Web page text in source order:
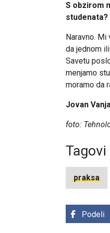
S obzirom
studenata?
Naravno.
da jednom
Savetu
menjamo
moramo da
Jovan
foto:
Tagovi
praksa
Podeli